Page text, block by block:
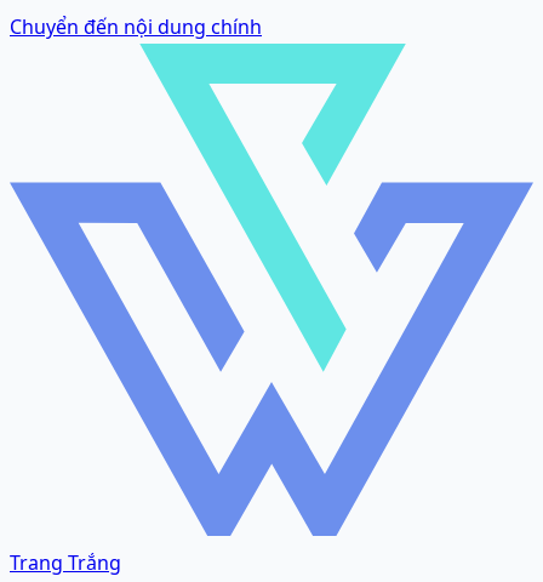
Chuyển đến nội dung chính
Trang Trắng